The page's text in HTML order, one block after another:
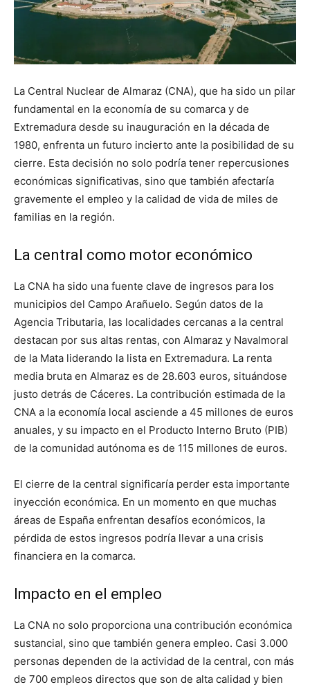
La Central Nuclear de Almaraz (CNA), que ha sido un pilar
fundamental en la economía de su comarca y de
Extremadura desde su inauguración en la década de
1980, enfrenta un futuro incierto ante la posibilidad de su
cierre. Esta decisión no solo podría tener repercusiones
económicas significativas, sino que también afectaría
gravemente el empleo y la calidad de vida de miles de
familias en la región.
La central como motor económico
La CNA ha sido una fuente clave de ingresos para los
municipios del Campo Arañuelo. Según datos de la
Agencia Tributaria, las localidades cercanas a la central
destacan por sus altas rentas, con Almaraz y Navalmoral
de la Mata liderando la lista en Extremadura. La renta
media bruta en Almaraz es de 28.603 euros, situándose
justo detrás de Cáceres. La contribución estimada de la
CNA a la economía local asciende a 45 millones de euros
anuales, y su impacto en el Producto Interno Bruto (PIB)
de la comunidad autónoma es de 115 millones de euros.
El cierre de la central significaría perder esta importante
inyección económica. En un momento en que muchas
áreas de España enfrentan desafíos económicos, la
pérdida de estos ingresos podría llevar a una crisis
financiera en la comarca.
Impacto en el empleo
La CNA no solo proporciona una contribución económica
sustancial, sino que también genera empleo. Casi 3.000
personas dependen de la actividad de la central, con más
de 700 empleos directos que son de alta calidad y bien